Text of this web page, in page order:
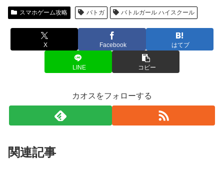
スマホゲーム攻略 バトガ バトルガール ハイスクール
X Facebook はてブ
LINE コピー
カオスをフォローする
関連記事